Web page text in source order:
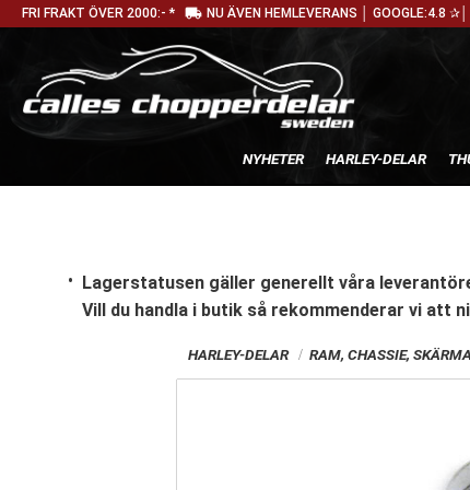
FRI FRAKT ÖVER 2000:- * local_shipping NU ÄVEN HEMLEVERANS │ GOOGLE:4.8
NYHETER HARLEY-DELAR
Lagerstatusen gäller generellt våra
Vill du handla i butik så rekommenderar vi att
HARLEY-DELAR RAM, CHASSIE,